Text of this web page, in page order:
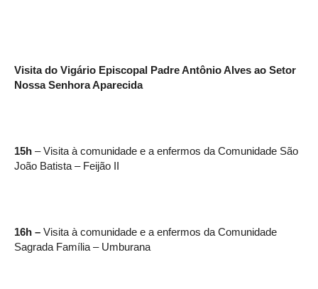
Visita do Vigário Episcopal Padre Antônio Alves ao Setor
Nossa Senhora Aparecida
15h – Visita à comunidade e a enfermos da Comunidade São
João Batista – Feijão II
16h – Visita à comunidade e a enfermos da Comunidade
Sagrada Família – Umburana